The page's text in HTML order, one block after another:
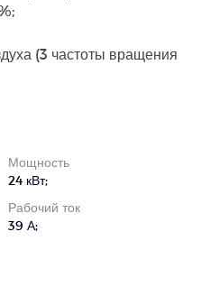
(3 частоты вращения
Мощность
24 кВт;
Рабочий ток
39 А;